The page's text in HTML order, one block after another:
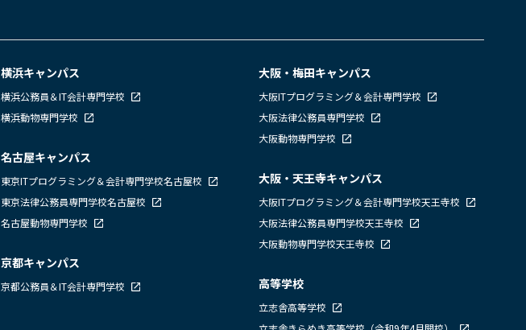
横浜キャンパス
横浜公務員＆IT会計専門学校
横浜動物専門学校
名古屋キャンパス
東京ITプログラミング＆会計専門学校名古屋校
東京法律公務員専門学校名古屋校
名古屋動物専門学校
京都キャンパス
京都公務員＆IT会計専門学校
大阪・梅田キャンパス
大阪ITプログラミング＆会計専門学校
大阪法律公務員専門学校
大阪動物専門学校
大阪・天王寺キャンパス
大阪ITプログラミング＆会計専門学校天王寺校
大阪法律公務員専門学校天王寺校
大阪動物専門学校天王寺校
高等学校
立志舎高等学校